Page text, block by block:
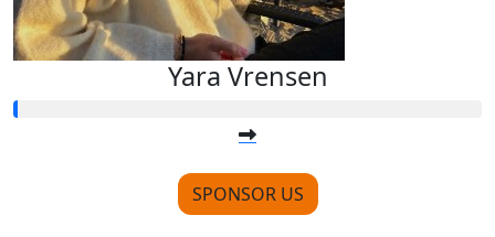
Yara Vrensen
SPONSOR US